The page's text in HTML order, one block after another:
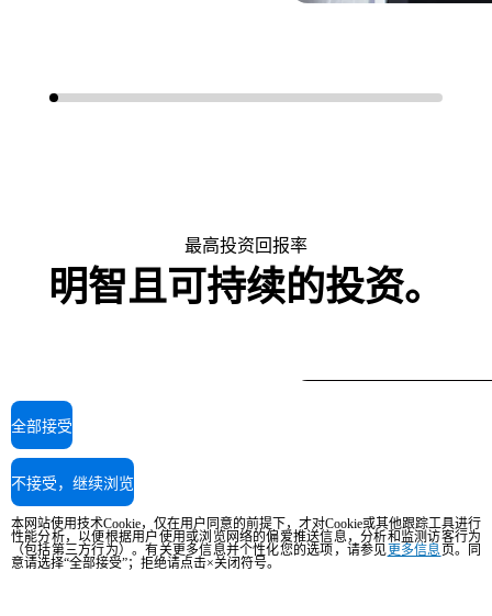
最高投资回报率
明智且可持续的投资。
智能。可靠。高效
本网站使用技术Cookie，仅在用户同意的前提下，才对Cookie或其他跟踪工具进行
性能分析，以便根据用户使用或浏览网络的偏爱推送信息，分析和监测访客行为
（包括第三方行为）。有关更多信息并个性化您的选项，请参见更多信息 页。同
意请选择“全部接受”；拒绝请点击×关闭符号。
全部接受
不接受，继续浏览